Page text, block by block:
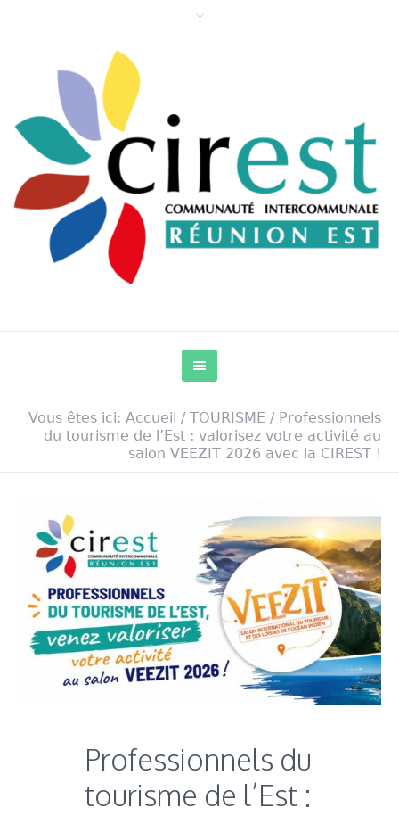
Vous êtes ici: Accueil / TOURISME / Professionnels
du tourisme de l’Est : valorisez votre activité au
salon VEEZIT 2026 avec la CIREST !
Professionnels du
tourisme de l’Est :